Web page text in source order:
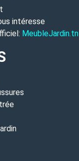
intéresse
MeubleJardin.tn